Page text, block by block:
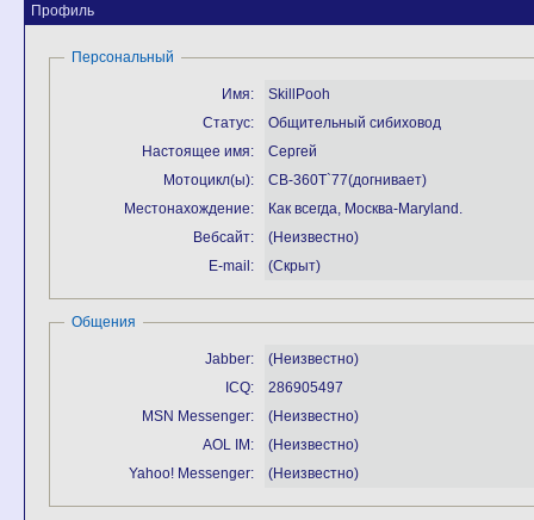
Профиль
Персональный
Имя:
SkillPooh
Статус:
Общительный сибиховод
Настоящее имя:
Сергей
Мотоцикл(ы):
СВ-360T`77(догнивает)
Местонахождение:
Как всегда, Москва-Maryland.
Вебсайт:
(Неизвестно)
E-mail:
(Скрыт)
Общения
Jabber:
(Неизвестно)
ICQ:
286905497
MSN Messenger:
(Неизвестно)
AOL IM:
(Неизвестно)
Yahoo! Messenger:
(Неизвестно)